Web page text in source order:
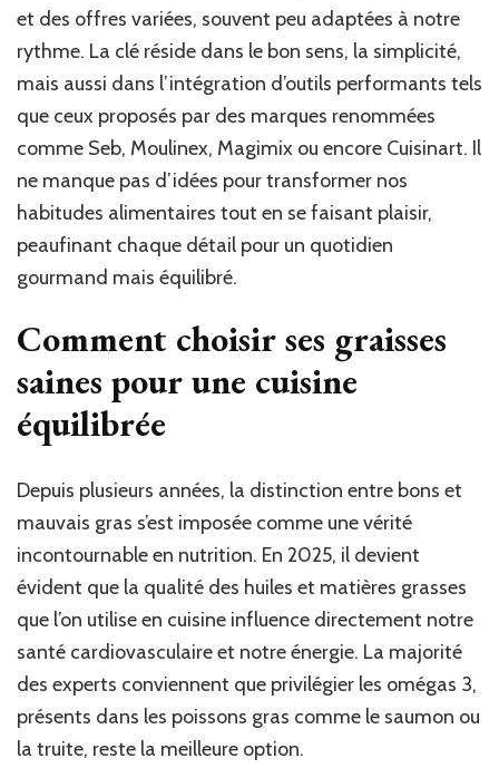
et des offres variées, souvent peu adaptées à notre
rythme. La clé réside dans le bon sens, la simplicité,
mais aussi dans l’intégration d’outils performants tels
que ceux proposés par des marques renommées
comme Seb, Moulinex, Magimix ou encore Cuisinart. Il
ne manque pas d’idées pour transformer nos
habitudes alimentaires tout en se faisant plaisir,
peaufinant chaque détail pour un quotidien
gourmand mais équilibré.
Comment choisir ses graisses
saines pour une cuisine
équilibrée
Depuis plusieurs années, la distinction entre bons et
mauvais gras s’est imposée comme une vérité
incontournable en nutrition. En 2025, il devient
évident que la qualité des huiles et matières grasses
que l’on utilise en cuisine influence directement notre
santé cardiovasculaire et notre énergie. La majorité
des experts conviennent que privilégier les omégas 3,
présents dans les poissons gras comme le saumon ou
la truite, reste la meilleure option.